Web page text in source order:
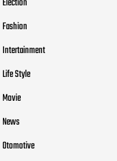
Fashion
Intertainment
Life Style
Movie
News
Otomotive